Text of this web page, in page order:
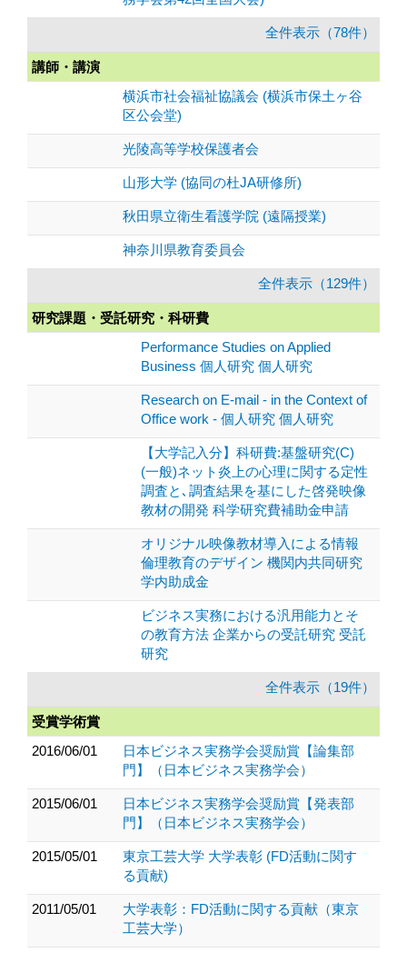
全件表示（78件）
講師・講演
横浜市社会福祉協議会 (横浜市保土ヶ谷
区公会堂)
光陵高等学校保護者会
山形大学 (協同の杜JA研修所)
秋田県立衛生看護学院 (遠隔授業)
神奈川県教育委員会
全件表示（129件）
研究課題・受託研究・科研費
Performance Studies on Applied
Business 個人研究 個人研究
Research on E-mail - in the Context of
Office work - 個人研究 個人研究
【大学記入分】科研費:基盤研究(C)
(一般)ネット炎上の心理に関する定性
調査と､調査結果を基にした啓発映像
教材の開発 科学研究費補助金申請
オリジナル映像教材導入による情報
倫理教育のデザイン 機関内共同研究
学内助成金
ビジネス実務における汎用能力とそ
の教育方法 企業からの受託研究 受託
研究
全件表示（19件）
受賞学術賞
2016/06/01
日本ビジネス実務学会奨励賞【論集部
門】（日本ビジネス実務学会）
2015/06/01
日本ビジネス実務学会奨励賞【発表部
門】（日本ビジネス実務学会）
2015/05/01
東京工芸大学 大学表彰 (FD活動に関す
る貢献)
2011/05/01
大学表彰：FD活動に関する貢献（東京
工芸大学）